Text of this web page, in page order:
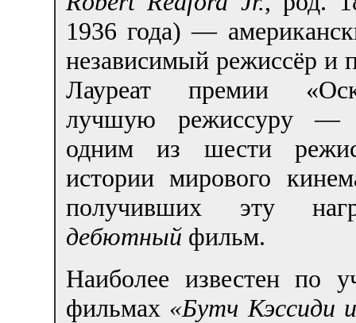
1936 года) —
независимый режиссёр и
Лауреат премии
лучшую режиссуру —
одним из шести
истории мирового
получивших эту
дебютный фильм.
Наиболее известен по
фильмах «Бутч Кэссиди